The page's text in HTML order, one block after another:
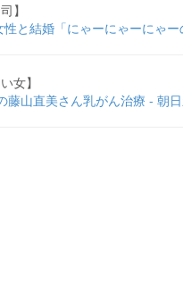
】
と結婚「にゃーにゃーにゃ
女】
藤山直美さん乳がん治療 - 朝